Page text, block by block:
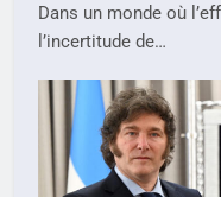
Dans un monde où
l’incertitude de…